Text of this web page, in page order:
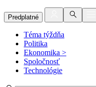
Predplatné
Téma týždňa
Politika
Ekonomika >
Spoločnosť
Technológie